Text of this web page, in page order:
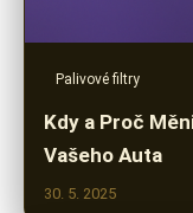
Palivové filtry
Kdy a Proč
Vašeho Auta
30. 5. 2025